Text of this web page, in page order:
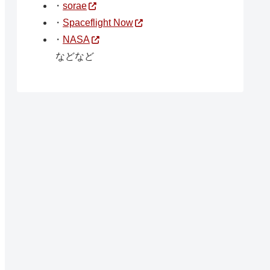
・ sorae
・ Spaceflight Now
・ NASA
などなど